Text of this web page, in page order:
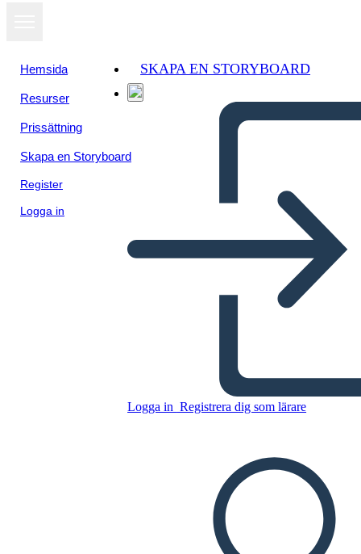
Hemsida
Resurser
Prissättning
Skapa en Storyboard
Register
Logga in
SKAPA EN STORYBOARD
Logga in Registrera dig som lärare
בית Birchbark - מפת תווים
SPELA UPP BILDSPEL
LÄS FÖR MIG